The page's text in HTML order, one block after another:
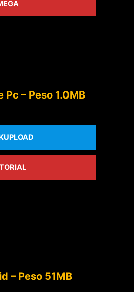
– Peso 1.0MB
– Peso 51MB